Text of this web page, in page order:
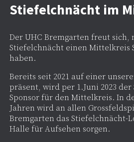
Stiefelchnächt im
Der UHC Bremgarten freut sich,
Stiefelchnächt einen Mittelkreis
haben.
Bereits seit 2021 auf einer
präsent, wird per 1.Juni 2023
Sponsor für den Mittelkreis. In
Jahren wird an allen
Bremgarten das Stiefelchnächt-
Halle für Aufsehen sorgen.